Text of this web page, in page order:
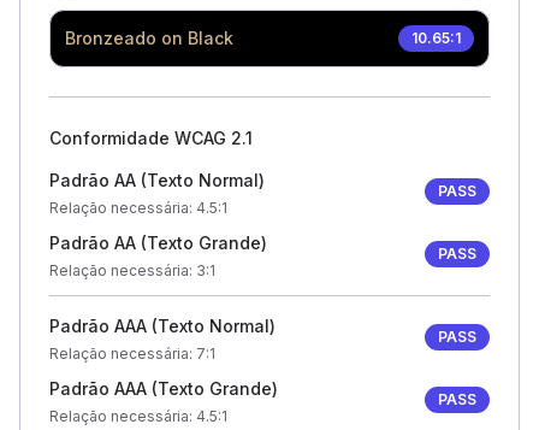
Bronzeado on Black 10.65:1
Conformidade WCAG 2.1
Padrão AA (Texto Normal)
Relação necessária: 4.5:1
PASS
Padrão AA (Texto Grande)
Relação necessária: 3:1
PASS
Padrão AAA (Texto Normal)
Relação necessária: 7:1
PASS
Padrão AAA (Texto Grande)
Relação necessária: 4.5:1
PASS